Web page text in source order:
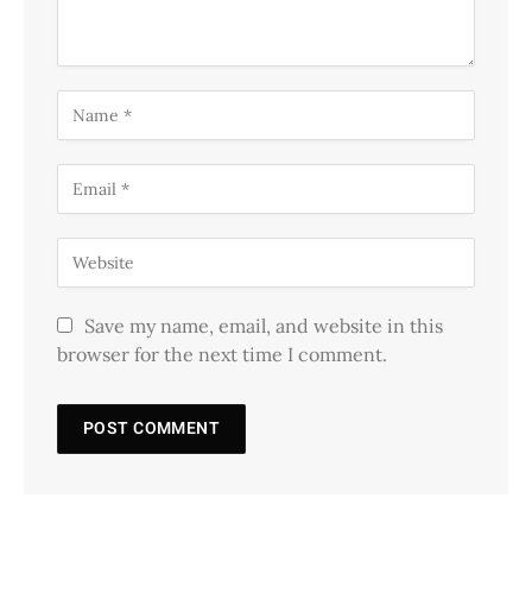
Save my name, email, and website in this
browser for the next time I comment.